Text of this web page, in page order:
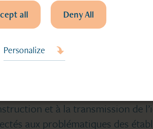
de crise pendant l’épidémie de
participons aux Conseil de la
permet de nouer des liens
des équipes, de rencontrer les
spécifiques à l’établissement.
et à la transmission de
aux problématiques des
all Deny All
Personalize